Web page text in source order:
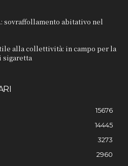
sovraffollamento abitativo nel
alla collettività: in campo per la
sigaretta
15676
14445
3273
2960